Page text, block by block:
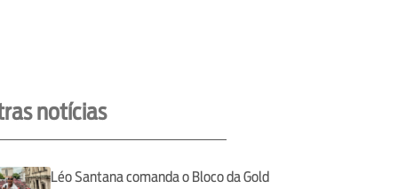
notícias
Léo Santana comanda o Bloco da Gold